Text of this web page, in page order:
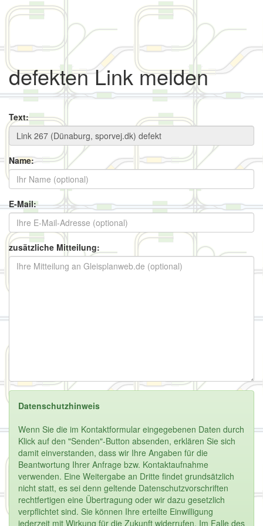
defekten Link melden
Text:
Name:
E-Mail:
zusätzliche Mitteilung:
Datenschutzhinweis
Wenn Sie die im Kontaktformular eingegebenen Daten durch
Klick auf den "Senden"-Button absenden, erklären Sie sich
damit einverstanden, dass wir Ihre Angaben für die
Beantwortung Ihrer Anfrage bzw. Kontaktaufnahme
verwenden. Eine Weitergabe an Dritte findet grundsätzlich
nicht statt, es sei denn geltende Datenschutzvorschriften
rechtfertigen eine Übertragung oder wir dazu gesetzlich
verpflichtet sind. Sie können Ihre erteilte Einwilligung
jederzeit mit Wirkung für die Zukunft widerrufen. Im Falle des